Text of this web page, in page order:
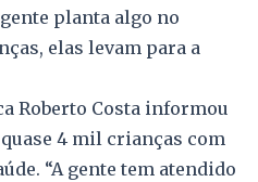
planta algo no
elas levam para a
Roberto Costa informou
4 mil crianças com
“A gente tem atendido